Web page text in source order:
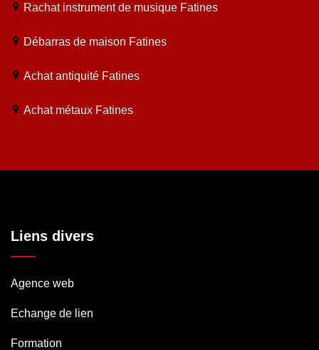
Rachat instrument de musique Fatines
Débarras de maison Fatines
Achat antiquité Fatines
Achat métaux Fatines
Liens divers
Agence web
Echange de lien
Formation